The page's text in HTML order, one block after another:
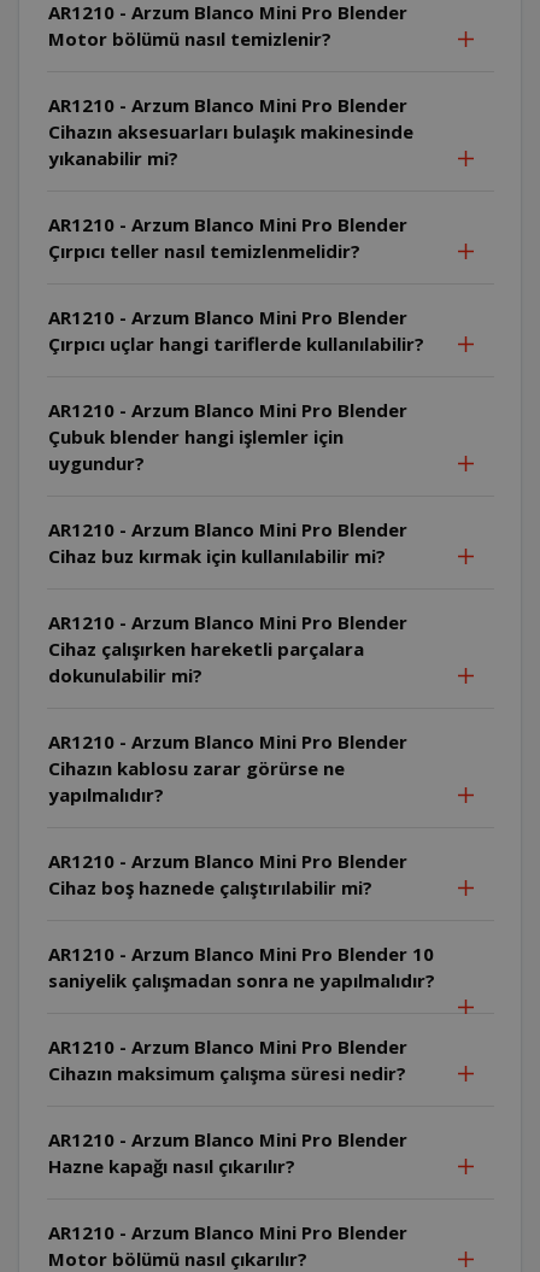
AR1210 - Arzum Blanco Mini Pro Blender
Motor bölümü nasıl temizlenir?
AR1210 - Arzum Blanco Mini Pro Blender
Cihazın aksesuarları bulaşık makinesinde
yıkanabilir mi?
AR1210 - Arzum Blanco Mini Pro Blender
Çırpıcı teller nasıl temizlenmelidir?
AR1210 - Arzum Blanco Mini Pro Blender
Çırpıcı uçlar hangi tariflerde kullanılabilir?
AR1210 - Arzum Blanco Mini Pro Blender
Çubuk blender hangi işlemler için
uygundur?
AR1210 - Arzum Blanco Mini Pro Blender
Cihaz buz kırmak için kullanılabilir mi?
AR1210 - Arzum Blanco Mini Pro Blender
Cihaz çalışırken hareketli parçalara
dokunulabilir mi?
AR1210 - Arzum Blanco Mini Pro Blender
Cihazın kablosu zarar görürse ne
yapılmalıdır?
AR1210 - Arzum Blanco Mini Pro Blender
Cihaz boş haznede çalıştırılabilir mi?
AR1210 - Arzum Blanco Mini Pro Blender 10
saniyelik çalışmadan sonra ne yapılmalıdır?
AR1210 - Arzum Blanco Mini Pro Blender
Cihazın maksimum çalışma süresi nedir?
AR1210 - Arzum Blanco Mini Pro Blender
Hazne kapağı nasıl çıkarılır?
AR1210 - Arzum Blanco Mini Pro Blender
Motor bölümü nasıl çıkarılır?